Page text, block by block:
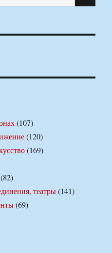
(107)
(120)
(169)
(82)
театры(141)
(69)